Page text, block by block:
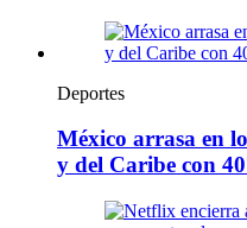
Deportes
México arrasa en
y del Caribe con